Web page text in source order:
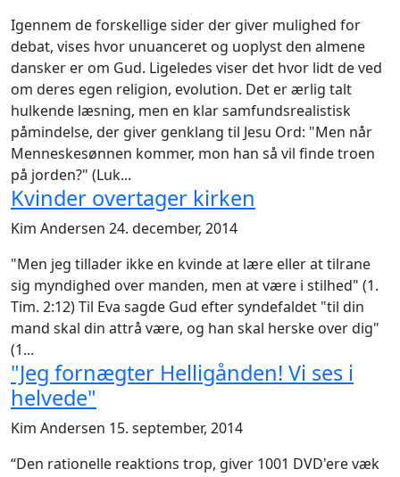
Igennem de forskellige sider der giver mulighed for
debat, vises hvor unuanceret og uoplyst den almene
dansker er om Gud. Ligeledes viser det hvor lidt de ved
om deres egen religion, evolution. Det er ærlig talt
hulkende læsning, men en klar samfundsrealistisk
påmindelse, der giver genklang til Jesu Ord: "Men når
Menneskesønnen kommer, mon han så vil finde troen
på jorden?" (Luk...
Kvinder overtager kirken
Kim Andersen 24. december, 2014
"Men jeg tillader ikke en kvinde at lære eller at tilrane
sig myndighed over manden, men at være i stilhed" (1.
Tim. 2:12) Til Eva sagde Gud efter syndefaldet "til din
mand skal din attrå være, og han skal herske over dig"
(1...
"Jeg fornægter Helligånden! Vi ses i
helvede"
Kim Andersen 15. september, 2014
“Den rationelle reaktions trop, giver 1001 DVD'ere væk